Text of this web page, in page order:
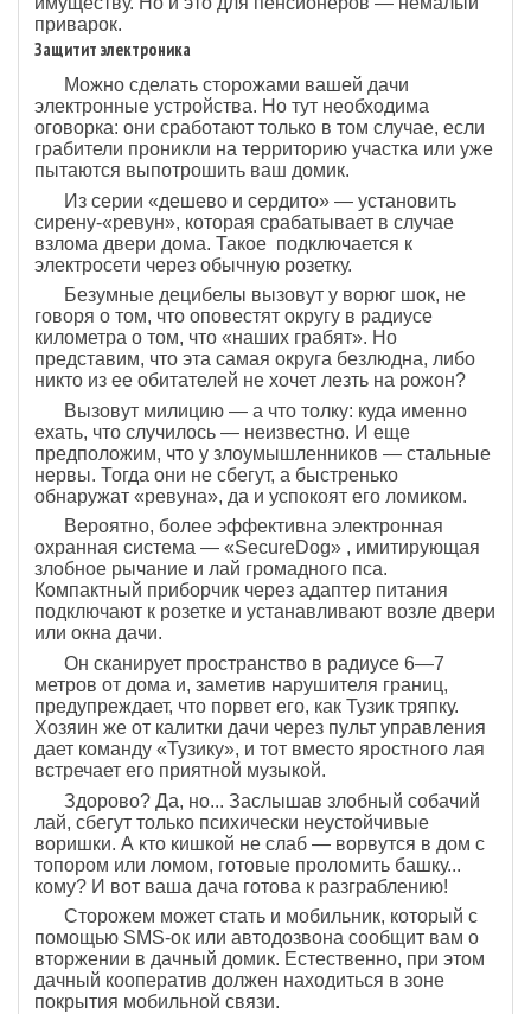
приварок.
Защитит электроника
Можно сделать сторожами вашей дачи
электронные устройства. Но тут необходима
оговорка: они сработают только в том случае, если
грабители проникли на территорию участка или уже
пытаются выпотрошить ваш домик.
Из серии «дешево и сердито» — установить
сирену-«ревун», которая срабатывает в случае
взлома двери дома. Такое подключается к
электросети через обычную розетку.
Безумные децибелы вызовут у ворюг шок, не
говоря о том, что оповестят округу в радиусе
километра о том, что «наших грабят». Но
представим, что эта самая округа безлюдна, либо
никто из ее обитателей не хочет лезть на рожон?
Вызовут милицию — а что толку: куда именно
ехать, что случилось — неизвестно. И еще
предположим, что у злоумышленников — стальные
нервы. Тогда они не сбегут, а быстренько
обнаружат «ревуна», да и успокоят его ломиком.
Вероятно, более эффективна электронная
охранная система — «SecureDog» , имитирующая
злобное рычание и лай громадного пса.
Компактный приборчик через адаптер питания
подключают к розетке и устанавливают возле двери
или окна дачи.
Он сканирует пространство в радиусе 6—7
метров от дома и, заметив нарушителя границ,
предупреждает, что порвет его, как Тузик тряпку.
Хозяин же от калитки дачи через пульт управления
дает команду «Тузику», и тот вместо яростного лая
встречает его приятной музыкой.
Здорово? Да, но... Заслышав злобный собачий
лай, сбегут только психически неустойчивые
воришки. А кто кишкой не слаб — ворвутся в дом с
топором или ломом, готовые проломить башку...
кому? И вот ваша дача готова к разграблению!
Сторожем может стать и мобильник, который с
помощью SMS-ок или автодозвона сообщит вам о
вторжении в дачный домик. Естественно, при этом
дачный кооператив должен находиться в зоне
покрытия мобильной связи.